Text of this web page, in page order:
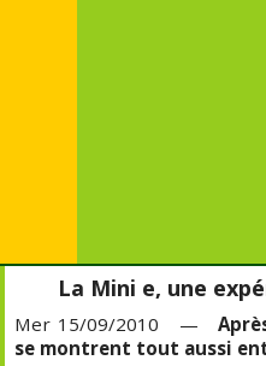
La Mini e, une
Mer 15/09/2010 —
se montrent tout aussi